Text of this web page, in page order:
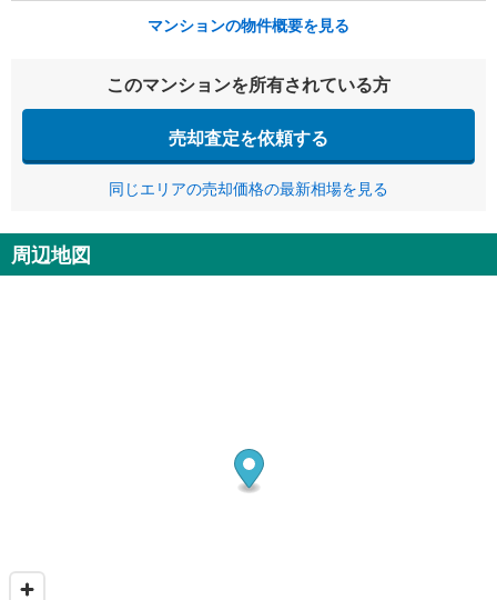
マンションの物件概要を見る
このマンションを所有されている方
売却査定を依頼する
同じエリアの売却価格の最新相場を見る
周辺地図